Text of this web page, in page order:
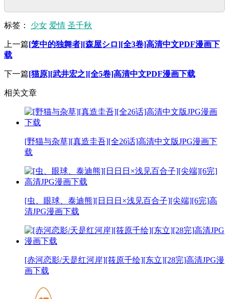
标签： 少女 爱情 圣千秋
上一篇[笼中的独舞者][森屋シロ][全3卷]高清中文PDF漫画下
载
下一篇[猫原][武井宏之][全5卷]高清中文PDF漫画下载
相关文章
[野猫与杂草][真造圭吾][全26话]高清中文版JPG漫画下
载
[虫、眼球、泰迪熊][日日日×浅见百合子][尖端][6完]高
清JPG漫画下载
[赤河恋影/天是红河岸][筱原千绘][东立][28完]高清JPG漫
画下载